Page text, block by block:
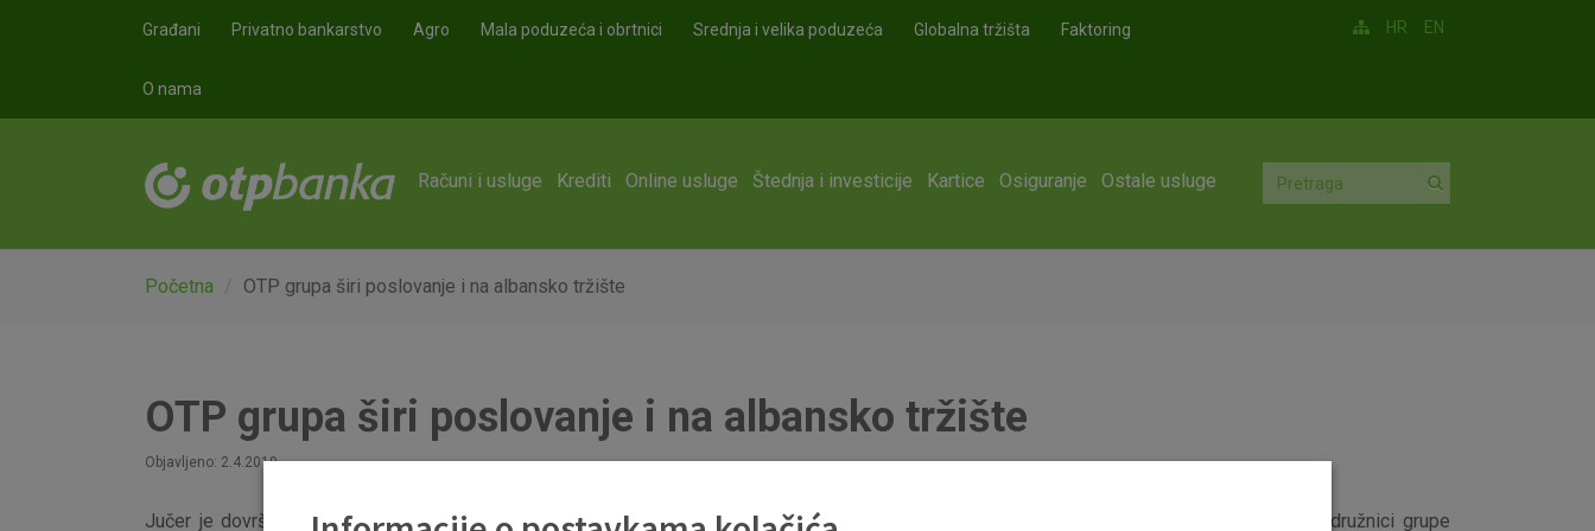
Građani Privatno bankarstvo Agro Mala poduzeća i obrtnici Srednja i velika poduzeća Globalna tržišta Faktoring
O nama
HR EN
Računi i usluge Krediti Online usluge Štednja i investicije Kartice Osiguranje Ostale usluge
Početna OTP grupa širi poslovanje i na albansko tržište
OTP grupa širi poslovanje i na albansko tržište
Objavljeno: 2.4.2019
Jučer je dovršen financijski proces kojim je mađarska OTP banka stekla stopostotni udio u Banka Société Générale Albania, albanskoj podružnici grupe